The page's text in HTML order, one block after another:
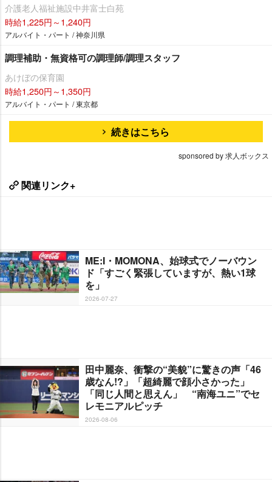
介護老人福祉施設中井富士白苑
時給1,225円～1,240円
アルバイト・パート / 神奈川県
調理補助・無資格可の調理師/調理スタッフ
あけぼの保育園
時給1,250円～1,350円
アルバイト・パート / 東京都
続きはこちら
sponsored by 求人ボックス
関連リンク+
ME:I・MOMONA、始球式でノーバウン
ド「すごく緊張していますが、熱い1球
を」
2026-07-27
田中麗奈、衝撃の“美貌”に驚きの声「46
歳なん!?」「超綺麗で顔小さかった」
「同じ人間と思えん」 “南海ユニ”でセ
レモニアルピッチ
2026-08-06